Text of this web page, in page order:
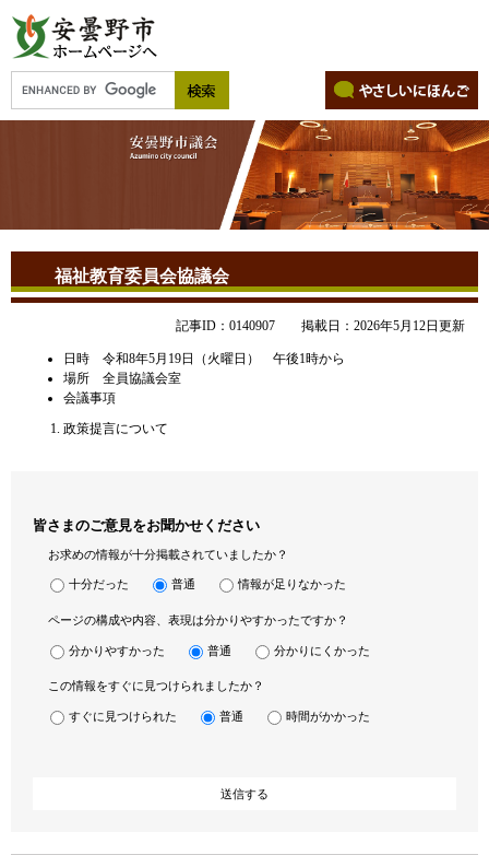
福祉教育委員会協議会
記事ID：0140907 掲載日：2026年5月12日更新
日時 令和8年5月19日（火曜日） 午後1時から
場所 全員協議会室
会議事項
政策提言について
皆さまのご意見をお聞かせください
お求めの情報が十分掲載されていましたか？
十分だった 普通 情報が足りなかった
ページの構成や内容、表現は分かりやすかったですか？
分かりやすかった 普通 分かりにくかった
この情報をすぐに見つけられましたか？
すぐに見つけられた 普通 時間がかかった